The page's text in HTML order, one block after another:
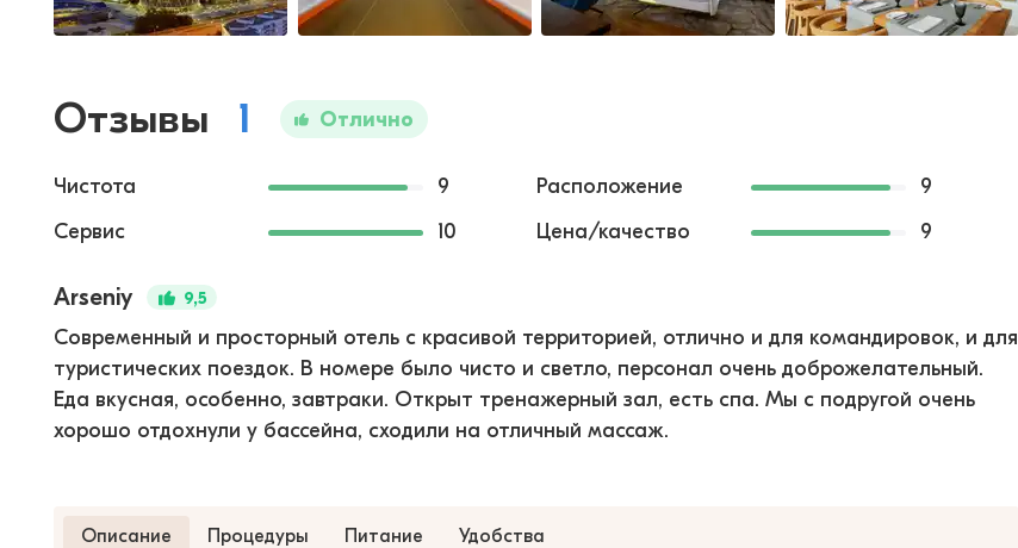
Отзывы 1 Отлично
Чистота 9 Расположение
9
Сервис
10 Цена/качество 9
Arseniy 9,5
Современный и просторный отель с красивой территорией, отлично и для командировок, и для
туристических поездок. В номере было чисто и светло, персонал очень доброжелательный.
Еда вкусная, особенно, завтраки. Открыт тренажерный зал, есть спа. Мы с подругой очень
хорошо отдохнули у бассейна, сходили на отличный массаж.
Описание Процедуры Питание Удобства